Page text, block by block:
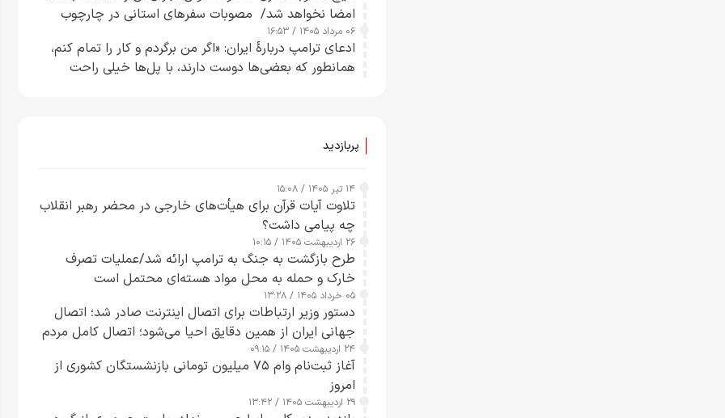
امضا نخواهد شد/ مصوبات سفرهای استانی در چارچوب
قانون بودجه است+ عکس
۰۶ مرداد ۱۴۰۵ / ۱۶:۵۳
ادعای ترامپ دربارهٔ ایران: «اگر من برگردم و کار را تمام کنم،
همانطور که بعضی‌ها دوست دارند، با پل‌ها خیلی راحت
پربازدید
۱۴ تیر ۱۴۰۵ / ۱۵:۰۸
تلاوت آیات قرآن برای هیأت‌های خارجی در محضر رهبر انقلاب
چه پیامی داشت؟
۲۶ اردیبهشت ۱۴۰۵ / ۱۰:۱۵
طرح‌ بازگشت به جنگ به ترامپ ارائه شد/عملیات تصرف
خارک و حمله به محل مواد هسته‌ای محتمل است
۰۵ خرداد ۱۴۰۵ / ۱۳:۲۸
دستور وزیر ارتباطات برای اتصال اینترنت صادر شد؛ اتصال
جهانی ایران از همین دقایق احیا می‌شود؛ اتصال کامل مردم
تا ۲۴ ساعت آینده
۲۴ اردیبهشت ۱۴۰۵ / ۰۹:۱۵
آغاز ثبت‌نام وام ۷۵ میلیون تومانی بازنشستگان کشوری از
امروز
۲۹ اردیبهشت ۱۴۰۵ / ۱۳:۴۲